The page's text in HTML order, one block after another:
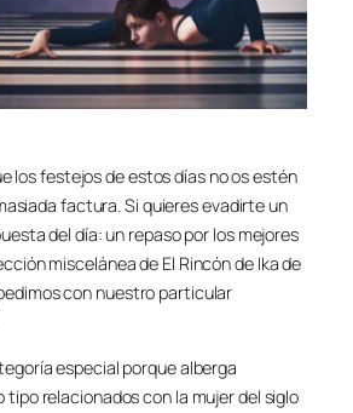
los festejos de estos días no os estén
factura. Si quieres evadirte un
del día: un repaso por los mejores
miscelánea de El Rincón de Ika de
con nuestro particular
especial porque alberga
relacionados con la mujer del siglo